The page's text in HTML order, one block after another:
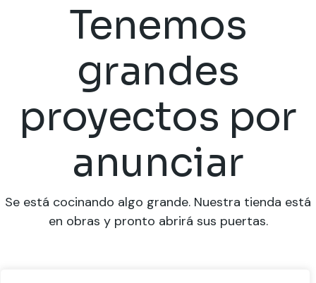
Tenemos
grandes
proyectos por
anunciar
Se está cocinando algo grande. Nuestra tienda está
en obras y pronto abrirá sus puertas.